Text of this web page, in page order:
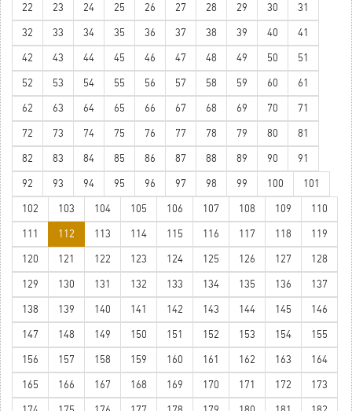
22 23 24 25 26 27 28 29 30 31
32 33 34 35 36 37 38 39 40 41
42 43 44 45 46 47 48 49 50 51
52 53 54 55 56 57 58 59 60 61
62 63 64 65 66 67 68 69 70 71
72 73 74 75 76 77 78 79 80 81
82 83 84 85 86 87 88 89 90 91
92 93 94 95 96 97 98 99 100 101
102 103 104 105 106 107 108 109 110
111 112 113 114 115 116 117 118 119
120 121 122 123 124 125 126 127 128
129 130 131 132 133 134 135 136 137
138 139 140 141 142 143 144 145 146
147 148 149 150 151 152 153 154 155
156 157 158 159 160 161 162 163 164
165 166 167 168 169 170 171 172 173